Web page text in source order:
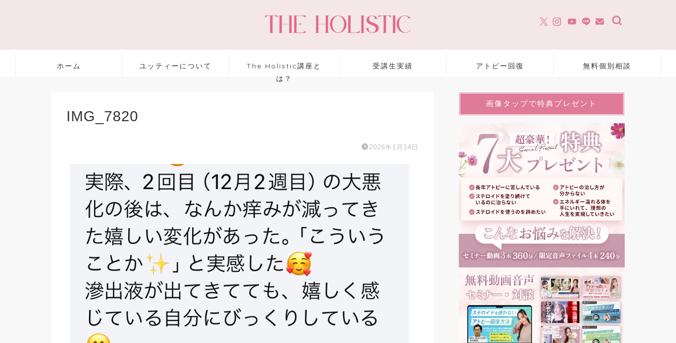
ホーム ユッティーについて
The Holistic講座と
は？
受講生実績 アトピー回復 無料個別相談
IMG_7820
2026年1月14日
画像タップで特典プレゼント